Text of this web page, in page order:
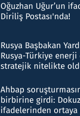
Oğuzhan Uğur’un
Diriliş Postası'nda!
Rusya Başbakan
Rusya-Türkiye enerji
stratejik nitelikte
Ahbap
birbirine girdi:
ifadelerinden ortaya